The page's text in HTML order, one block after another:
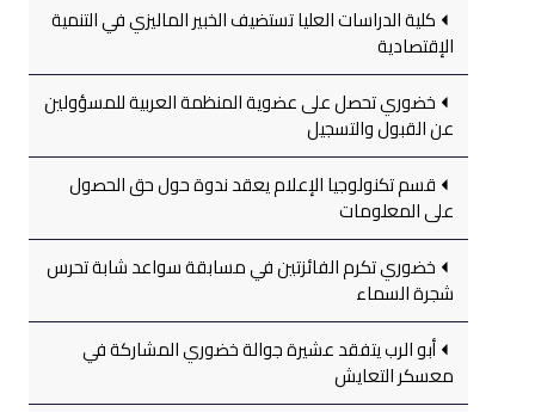
كلية الدراسات العليا تستضيف الخبير الماليزي في التنمية
الإقتصادية
خضوري تحصل على عضوية المنظمة العربية للمسؤولين
عن القبول والتسجيل
قسم تكنولوجيا الإعلام يعقد ندوة حول حق الحصول
على المعلومات
خضوري تكرم الفائزتين في مسابقة سواعد شابة تحرس
شجرة السماء
أبو الرب يتفقد عشيرة جوالة خضوري المشاركة في
معسكر التعايش